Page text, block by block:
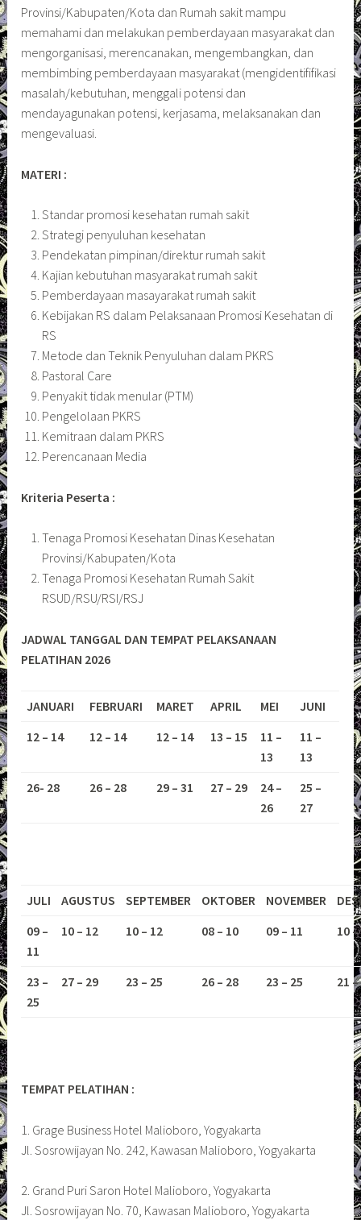
Provinsi/Kabupaten/Kota dan Rumah sakit mampu
memahami dan melakukan pemberdayaan masyarakat dan
mengorganisasi, merencanakan, mengembangkan, dan
membimbing pemberdayaan masyarakat (mengidentififikasi
masalah/kebutuhan, menggali potensi dan
mendayagunakan potensi, kerjasama, melaksanakan dan
mengevaluasi.
MATERI :
Standar promosi kesehatan rumah sakit
Strategi penyuluhan kesehatan
Pendekatan pimpinan/direktur rumah sakit
Kajian kebutuhan masyarakat rumah sakit
Pemberdayaan masayarakat rumah sakit
Kebijakan RS dalam Pelaksanaan Promosi Kesehatan di
RS
Metode dan Teknik Penyuluhan dalam PKRS
Pastoral Care
Penyakit tidak menular (PTM)
Pengelolaan PKRS
Kemitraan dalam PKRS
Perencanaan Media
Kriteria Peserta :
Tenaga Promosi Kesehatan Dinas Kesehatan
Provinsi/Kabupaten/Kota
Tenaga Promosi Kesehatan Rumah Sakit
RSUD/RSU/RSI/RSJ
JADWAL TANGGAL DAN TEMPAT PELAKSANAAN
PELATIHAN 2026
JANUARI FEBRUARI MARET APRIL MEI
JUNI
12 – 14
12 – 14 12 – 14 13 – 15
11 –
13
11 –
13
26- 28
26 – 28 29 – 31 27 – 29
24 –
26
25 –
27
JULI AGUSTUS SEPTEMBER OKTOBER NOVEMBER
09 –
11
10 – 12 10 – 12 08 – 10 09 – 11 10
23 –
25
27 – 29 23 – 25 26 – 28 23 – 25 21
TEMPAT PELATIHAN :
1. Grage Business Hotel Malioboro, Yogyakarta
Jl. Sosrowijayan No. 242, Kawasan Malioboro, Yogyakarta
2. Grand Puri Saron Hotel Malioboro, Yogyakarta
Jl. Sosrowijayan No. 70, Kawasan Malioboro, Yogyakarta